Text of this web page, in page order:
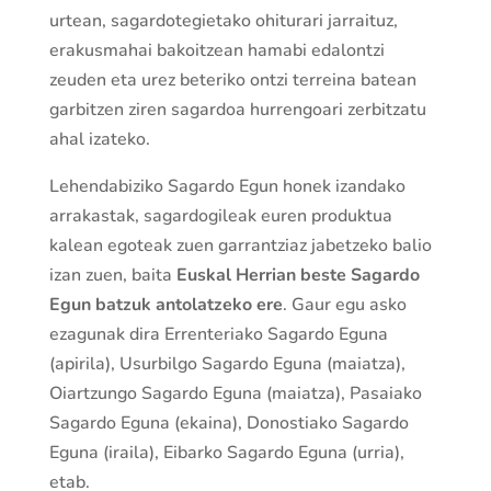
urtean, sagardotegietako ohiturari jarraituz,
erakusmahai bakoitzean hamabi edalontzi
zeuden eta urez beteriko ontzi terreina batean
garbitzen ziren sagardoa hurrengoari zerbitzatu
ahal izateko.
Lehendabiziko Sagardo Egun honek izandako
arrakastak, sagardogileak euren produktua
kalean egoteak zuen garrantziaz jabetzeko balio
izan zuen, baita Euskal Herrian beste Sagardo
Egun batzuk antolatzekoere. Gaur egu asko
ezagunak dira Errenteriako Sagardo Eguna
(apirila), Usurbilgo Sagardo Eguna (maiatza),
Oiartzungo Sagardo Eguna (maiatza), Pasaiako
Sagardo Eguna (ekaina), Donostiako Sagardo
Eguna (iraila), Eibarko Sagardo Eguna (urria),
etab.